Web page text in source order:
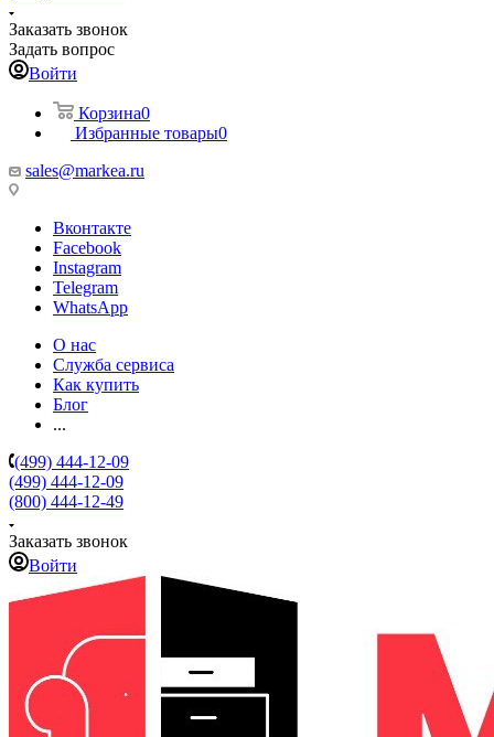
Заказать звонок
Задать вопрос
Войти
Корзина0
Избранные товары0
sales@markea.ru
Вконтакте
Facebook
Instagram
Telegram
WhatsApp
О нас
Служба сервиса
Как купить
Блог
...
(499) 444-12-09
(499) 444-12-09
(800) 444-12-49
Заказать звонок
Войти